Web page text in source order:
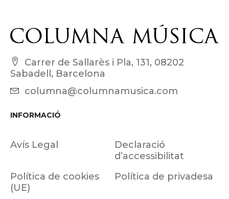
Carrer de Sallarès i Pla, 131, 08202
Sabadell, Barcelona
columna@columnamusica.com
INFORMACIÓ
Avís Legal
Declaració
d’accessibilitat
Política de cookies
(UE)
Política de privadesa